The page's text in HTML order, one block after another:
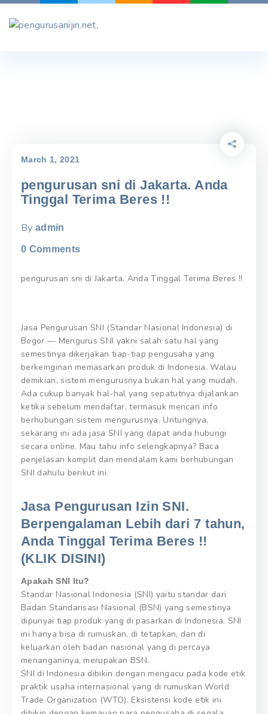
Skip
March 1, 2021
pengurusan sni di Jakarta. Anda
Tinggal Terima Beres !!
By admin
0 Comments
pengurusan sni di Jakarta. Anda Tinggal Terima Beres !!
Jasa Pengurusan SNI (Standar Nasional Indonesia) di
Bogor — Mengurus SNI yakni salah satu hal yang
semestinya dikerjakan tiap-tiap pengusaha yang
berkeinginan memasarkan produk di Indonesia. Walau
demikian, sistem mengurusnya bukan hal yang mudah.
Ada cukup banyak hal-hal yang sepatutnya dijalankan
ketika sebelum mendaftar, termasuk mencari info
berhubungan sistem mengurusnya. Untungnya,
sekarang ini ada jasa SNI yang dapat anda hubungi
secara online. Mau tahu info selengkapnya? Baca
penjelasan komplit dan mendalam kami berhubungan
SNI dahulu berikut ini.
Jasa Pengurusan Izin SNI.
Berpengalaman Lebih dari 7 tahun,
Anda Tinggal Terima Beres !!
(KLIK DISINI)
Apakah SNI Itu?
Standar Nasional Indonesia (SNI) yaitu standar dari
Badan Standarisasi Nasional (BSN) yang semestinya
dipunyai tiap produk yang di pasarkan di Indonesia. SNI
ini hanya bisa di rumuskan, di tetapkan, dan di
keluarkan oleh badan nasional yang di percaya
menanganinya, merupakan BSN.
SNI di Indonesia dibikin dengan mengacu pada kode etik
praktik usaha internasional yang di rumuskan World
Trade Organization (WTO). Eksistensi kode etik ini